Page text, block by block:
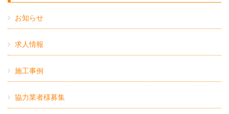
お知らせ
求人情報
施工事例
協力業者様募集